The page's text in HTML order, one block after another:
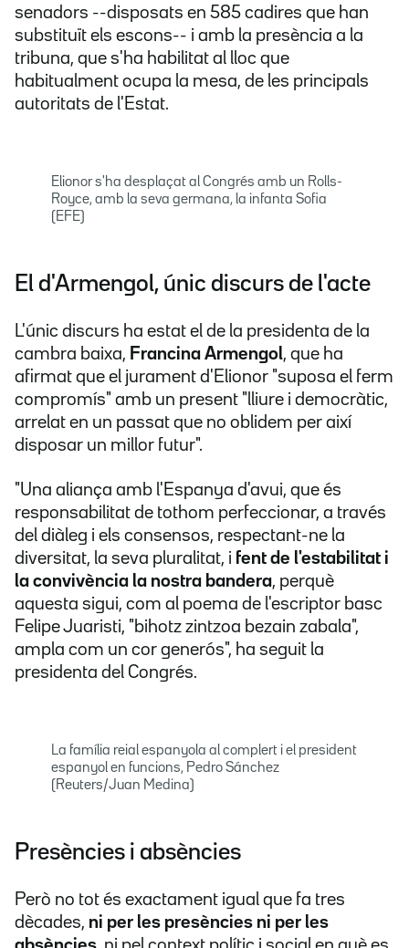
senadors --disposats en 585 cadires que han
substituït els escons-- i amb la presència a la
tribuna, que s'ha habilitat al lloc que
habitualment ocupa la mesa, de les principals
autoritats de l'Estat.
Elionor s'ha desplaçat al Congrés amb un Rolls-
Royce, amb la seva germana, la infanta Sofia
(EFE)
El d'Armengol, únic discurs de l'acte
L'únic discurs ha estat el de la presidenta de la
cambra baixa, Francina Armengol, que ha
afirmat que el jurament d'Elionor "suposa el ferm
compromís" amb un present "lliure i democràtic,
arrelat en un passat que no oblidem per així
disposar un millor futur".
"Una aliança amb l'Espanya d'avui, que és
responsabilitat de tothom perfeccionar, a través
del diàleg i els consensos, respectant-ne la
diversitat, la seva pluralitat, i fent de l'estabilitat i
la convivència la nostra bandera, perquè
aquesta sigui, com al poema de l'escriptor basc
Felipe Juaristi, "bihotz zintzoa bezain zabala",
ampla com un cor generós", ha seguit la
presidenta del Congrés.
La família reial espanyola al complert i el president
espanyol en funcions, Pedro Sánchez
(Reuters/Juan Medina)
Presències i absències
Però no tot és exactament igual que fa tres
dècades, ni per les presències ni per les